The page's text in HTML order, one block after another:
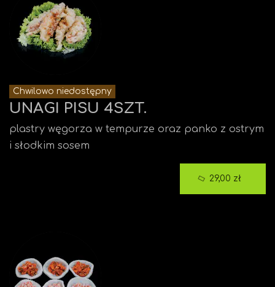
Chwilowo niedostępny
UNAGI PISU 4SZT.
plastry węgorza w tempurze oraz panko z ostrym
i słodkim sosem